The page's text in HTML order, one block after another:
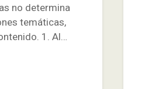
no determina
temáticas,
1. Al…